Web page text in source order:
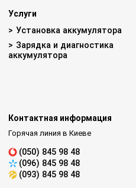
Услуги
Установка аккумулятора
Зарядка и диагностика
аккумулятора
Контактная информация
Горячая линия в Киеве
(050) 845 98 48
(096) 845 98 48
(093) 845 98 48